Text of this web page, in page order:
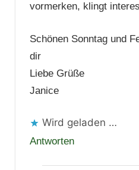
vormerken, klingt
Schönen Sonntag und
dir
Liebe Grüße
Janice
Wird geladen …
Antworten